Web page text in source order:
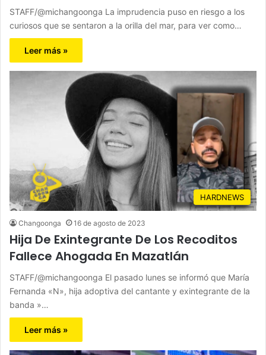
STAFF/@michangoonga La imprudencia puso en riesgo a los
curiosos que se sentaron a la orilla del mar, para ver como…
Leer más »
HARDNEWS
Changoonga 16 de agosto de 2023
Hija De Exintegrante De Los Recoditos
Fallece Ahogada En Mazatlán
STAFF/@michangoonga El pasado lunes se informó que María
Fernanda «N», hija adoptiva del cantante y exintegrante de la
banda »…
Leer más »